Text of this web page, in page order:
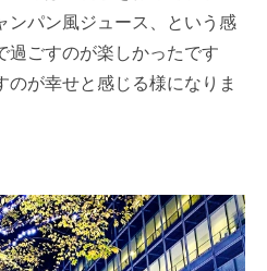
ンパン風ジュース、という感
過ごすのが楽しかったです
のが幸せと感じる様になりま